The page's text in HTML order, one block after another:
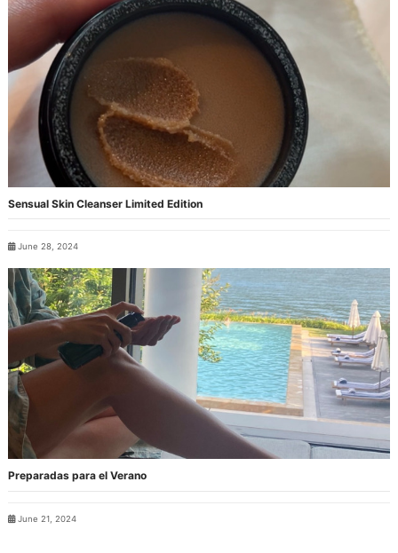
Sensual Skin Cleanser Limited Edition
June 28, 2024
Preparadas para el Verano
June 21, 2024